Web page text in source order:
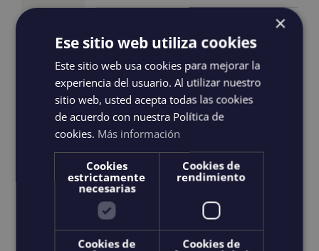
sur
la
page
produit
Les lunettes de protection Saltwater
Revivals sont équipées d'un système
optique V52® exceptionnellement clair
et polarisé. Les verres teintés en gris
améliorent la perception des couleurs et
miroirs pour protéger de la lumière
intense du soleil, ce qui les rend idéales
pour naviguer, naviguer et encore
naviguer. La structure durable est
×
Ese sitio web utiliza cookies
Este sitio web usa cookies para mejorar la
experiencia del usuario. Al utilizar nuestro
sitio web, usted acepta todas las cookies
de acuerdo con nuestra Política de
cookies. Más información
Cookies
estrictamente
necesarias
Cookies de
rendimiento
Cookies de
Cookies de